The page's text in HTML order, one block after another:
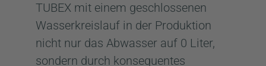
TUBEX mit einem geschlossenen
Wasserkreislauf in der Produktion
nicht nur das Abwasser auf 0 Liter,
sondern durch konsequentes